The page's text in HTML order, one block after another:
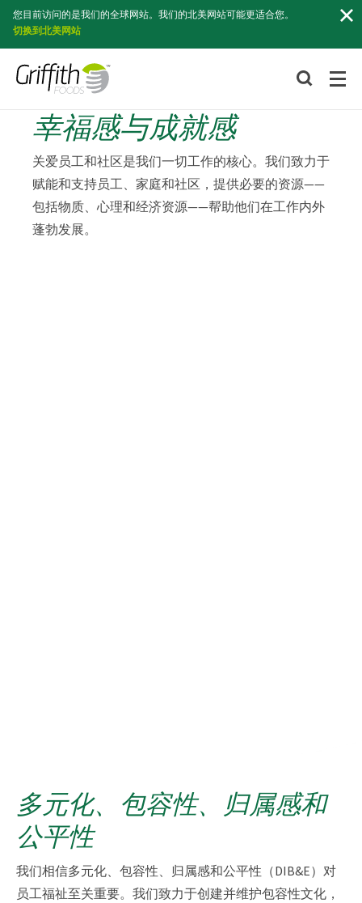
您目前访问的是我们的全球网站。我们的北美网站可能更适合您。
切换到北美网站
索
幸福感与成就感
关爱员工和社区是我们一切工作的核心。我们致力于
赋能和支持员工、家庭和社区，提供必要的资源——
包括物质、心理和经济资源——帮助他们在工作内外
蓬勃发展。
多元化、包容性、归属感和
公平性
我们相信多元化、包容性、归属感和公平性（DIB&E）对
员工福祉至关重要。我们致力于创建并维护包容性文化，